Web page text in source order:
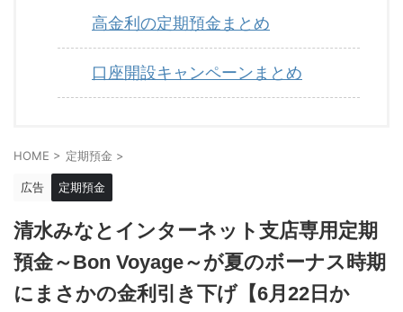
高金利の定期預金まとめ
口座開設キャンペーンまとめ
HOME > 定期預金 >
広告 定期預金
清水みなとインターネット支店専用定期
預金～Bon Voyage～が夏のボーナス時期
にまさかの金利引き下げ【6月22日か